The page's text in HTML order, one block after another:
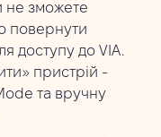
не зможете
повернути
доступу до VIA.
пристрій -
та вручну